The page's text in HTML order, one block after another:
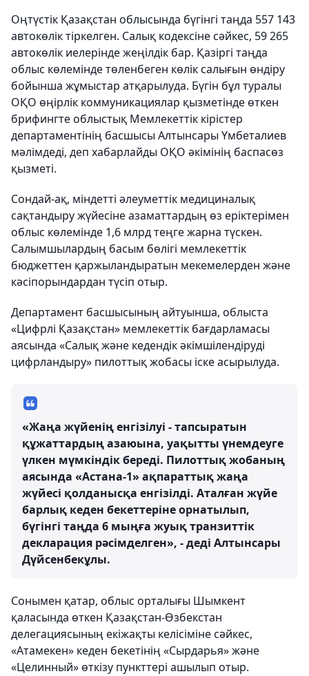
Оңтүстік Қазақстан облысында бүгінгі таңда 557 143
автокөлік тіркелген. Салық кодексіне сәйкес, 59 265
автокөлік иелерінде жеңілдік бар. Қазіргі таңда
облыс көлемінде төленбеген көлік салығын өндіру
бойынша жұмыстар атқарылуда. Бүгін бұл туралы
ОҚО өңірлік коммуникациялар қызметінде өткен
брифингте облыстық Мемлекеттік кірістер
департаментінің басшысы Алтынсары Үмбеталиев
мәлімдеді, деп хабарлайды ОҚО әкімінің баспасөз
қызметі.
Сондай-ақ, міндетті әлеуметтік медициналық
сақтандыру жүйесіне азаматтардың өз еріктерімен
облыс көлемінде 1,6 млрд теңге жарна түскен.
Салымшылардың басым бөлігі мемлекеттік
бюджеттен қаржыландыратын мекемелерден және
кәсіпорындардан түсіп отыр.
Департамент басшысының айтуынша, облыста
«Цифрлі Қазақстан» мемлекеттік бағдарламасы
аясында «Салық және кедендік әкімшілендіруді
цифрландыру» пилоттық жобасы іске асырылуда.
«Жаңа жүйенің енгізілуі - тапсыратын
құжаттардың азаюына, уақытты үнемдеуге
үлкен мүмкіндік береді. Пилоттық жобаның
аясында «Астана-1» ақпараттық жаңа
жүйесі қолданысқа енгізілді. Аталған жүйе
барлық кеден бекеттеріне орнатылып,
бүгінгі таңда 6 мыңға жуық транзиттік
декларация рәсімделген», - деді Алтынсары
Дүйсенбекұлы.
Сонымен қатар, облыс орталығы Шымкент
қаласында өткен Қазақстан-Өзбекстан
делегациясының екіжақты келісіміне сәйкес,
«Атамекен» кеден бекетінің «Сырдарья» және
«Целинный» өткізу пункттері ашылып отыр.